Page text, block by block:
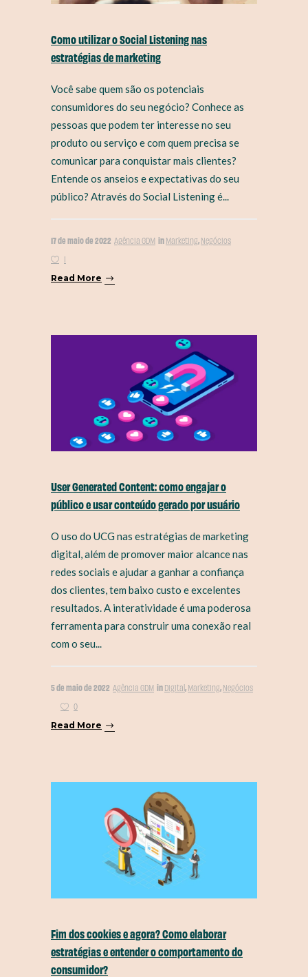
Como utilizar o Social Listening nas
estratégias de marketing
Você sabe quem são os potenciais
consumidores do seu negócio? Conhece as
pessoas que podem ter interesse no seu
produto ou serviço e com quem precisa se
comunicar para conquistar mais clientes?
Entende os anseios e expectativas do seu
público? Através do Social Listening é...
17 de maio de 2022 Agência GDM in Marketing, Negócios
1
Read More
User Generated Content: como engajar o
público e usar conteúdo gerado por usuário
O uso do UCG nas estratégias de marketing
digital, além de promover maior alcance nas
redes sociais e ajudar a ganhar a confiança
dos clientes, tem baixo custo e excelentes
resultados. A interatividade é uma poderosa
ferramenta para construir uma conexão real
com o seu...
5 de maio de 2022 Agência GDM in Digital, Marketing, Negócios
0
Read More
Fim dos cookies e agora? Como elaborar
estratégias e entender o comportamento do
consumidor?